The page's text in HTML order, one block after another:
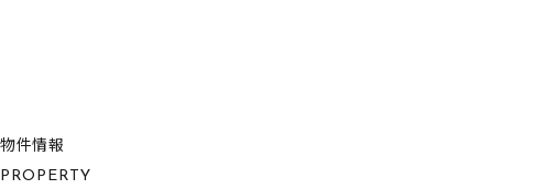
物件情報
PROPERTY